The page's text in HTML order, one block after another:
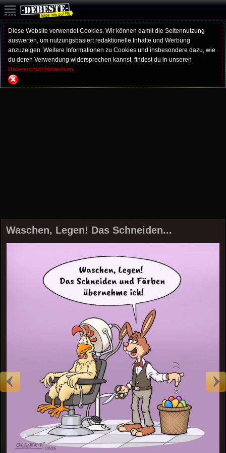
Diese Website verwendet Cookies. Wir können damit die Seitennutzung
auswerten, um nutzungsbasiert redaktionelle Inhalte und Werbung
anzuzeigen. Weitere Informationen zu Cookies und insbesondere dazu, wie
du deren Verwendung widersprechen kannst, findest du in unseren
Datenschutzhinweisen.
Waschen, Legen! Das Schneiden...